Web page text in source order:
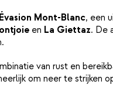
Mont-Blanc, een
en La Giettaz. De
van rust en
om neer te